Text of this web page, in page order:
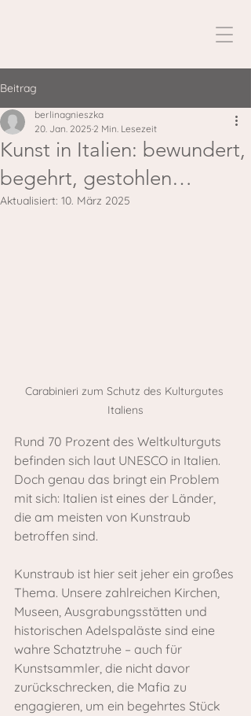
Beitrag
Kunst in Italien: bewundert,
begehrt, gestohlen…
berlinagnieszka
20. Jan. 2025 2 Min. Lesezeit
Aktualisiert: 10. März 2025
Carabinieri zum Schutz des Kulturgutes
Italiens
Rund 70 Prozent des Weltkulturguts
befinden sich laut UNESCO in Italien.
Doch genau das bringt ein Problem
mit sich: Italien ist eines der Länder,
die am meisten von Kunstraub
betroffen sind.
Kunstraub ist hier seit jeher ein großes
Thema. Unsere zahlreichen Kirchen,
Museen, Ausgrabungsstätten und
historischen Adelspaläste sind eine
wahre Schatztruhe – auch für
Kunstsammler, die nicht davor
zurückschrecken, die Mafia zu
engagieren, um ein begehrtes Stück